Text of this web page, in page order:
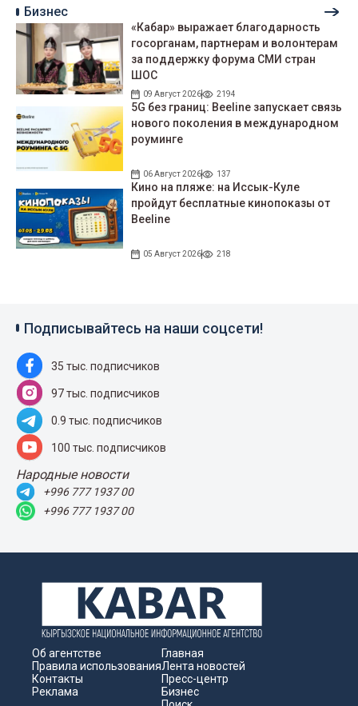
Бизнес
«Кабар» выражает благодарность
госорганам, партнерам и волонтерам
за поддержку форума СМИ стран
ШОС
09 Август 2026 2194
5G без границ: Beeline запускает связь
нового поколения в международном
роуминге
06 Август 2026 137
Кино на пляже: на Иссык-Куле
пройдут беcплатные кинопоказы от
Beeline
05 Август 2026 218
Подписывайтесь на наши соцсети!
35 тыс. подписчиков
97 тыс. подписчиков
0.9 тыс. подписчиков
100 тыс. подписчиков
Народные новости
+996 777 1937 00
+996 777 1937 00
Об агентстве
Правила использования
Контакты
Реклама
Главная
Лента новостей
Пресс-центр
Бизнес